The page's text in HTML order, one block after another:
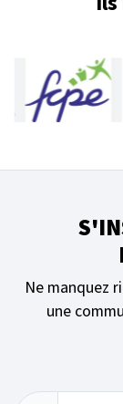
Ne manquez
une